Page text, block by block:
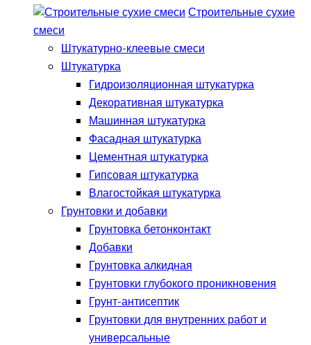
Строительные сухие
смеси
Штукатурно-клеевые смеси
Штукатурка
Гидроизоляционная штукатурка
Декоративная штукатурка
Машинная штукатурка
Фасадная штукатурка
Цементная штукатурка
Гипсовая штукатурка
Влагостойкая штукатурка
Грунтовки и добавки
Грунтовка бетонконтакт
Добавки
Грунтовка алкидная
Грунтовки глубокого проникновения
Грунт-антисептик
Грунтовки для внутренних работ и
универсальные